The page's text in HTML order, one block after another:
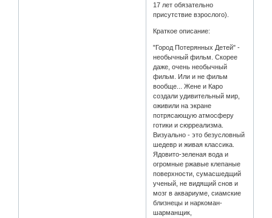
17 лет обязательно
присутствие взрослого).
Краткое описание:
"Город Потерянных Детей" -
необычный фильм. Скорее
даже, очень необычный
фильм. Или и не фильм
вообще... Жене и Каро
создали удивительный мир,
оживили на экране
потрясающую атмосферу
готики и сюрреализма.
Визуально - это безусловный
шедевр и живая классика.
Ядовито-зеленая вода и
огромные ржавые клепаные
поверхности, сумасшедщий
ученый, не видящий снов и
мозг в аквариуме, сиамские
близнецы и наркоман-
шарманщик,